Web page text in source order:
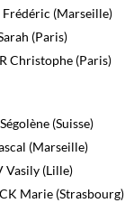
Frédéric (Marseille)
(Paris)
Christophe (Paris)
(Suisse)
(Marseille)
Vasily (Lille)
Marie (Strasbourg)